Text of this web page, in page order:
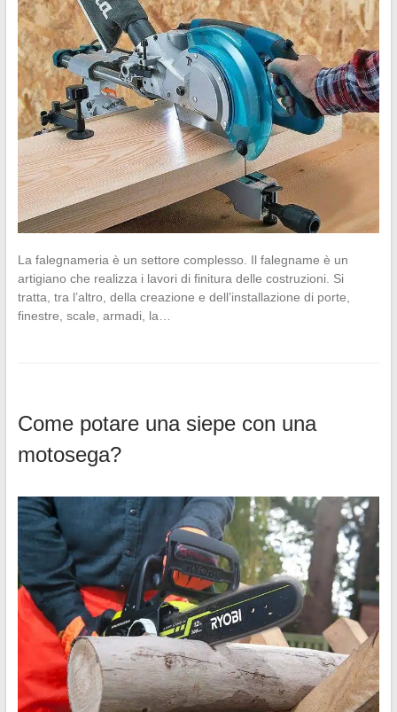
La falegnameria è un settore complesso. Il falegname è un
artigiano che realizza i lavori di finitura delle costruzioni. Si
tratta, tra l’altro, della creazione e dell’installazione di porte,
finestre, scale, armadi, la…
Come potare una siepe con una
motosega?